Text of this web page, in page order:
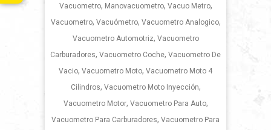
Vacuometro, Manovacuometro, Vacuo Metro,
Vacuometro, Vacuómetro, Vacuometro Analogico,
Vacuometro Automotriz, Vacuometro
Carburadores, Vacuometro Coche, Vacuometro De
Vacio, Vacuometro Moto, Vacuometro Moto 4
Cilindros, Vacuometro Moto Inyección,
Vacuometro Motor, Vacuometro Para Auto,
Vacuometro Para Carburadores, Vacuometro Para